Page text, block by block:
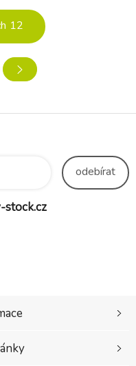
sání a stimulace
inspirované
způsobem, jakým
Philips Avent udržuje
tok mléka a jemně
12
odebírat
stock.cz